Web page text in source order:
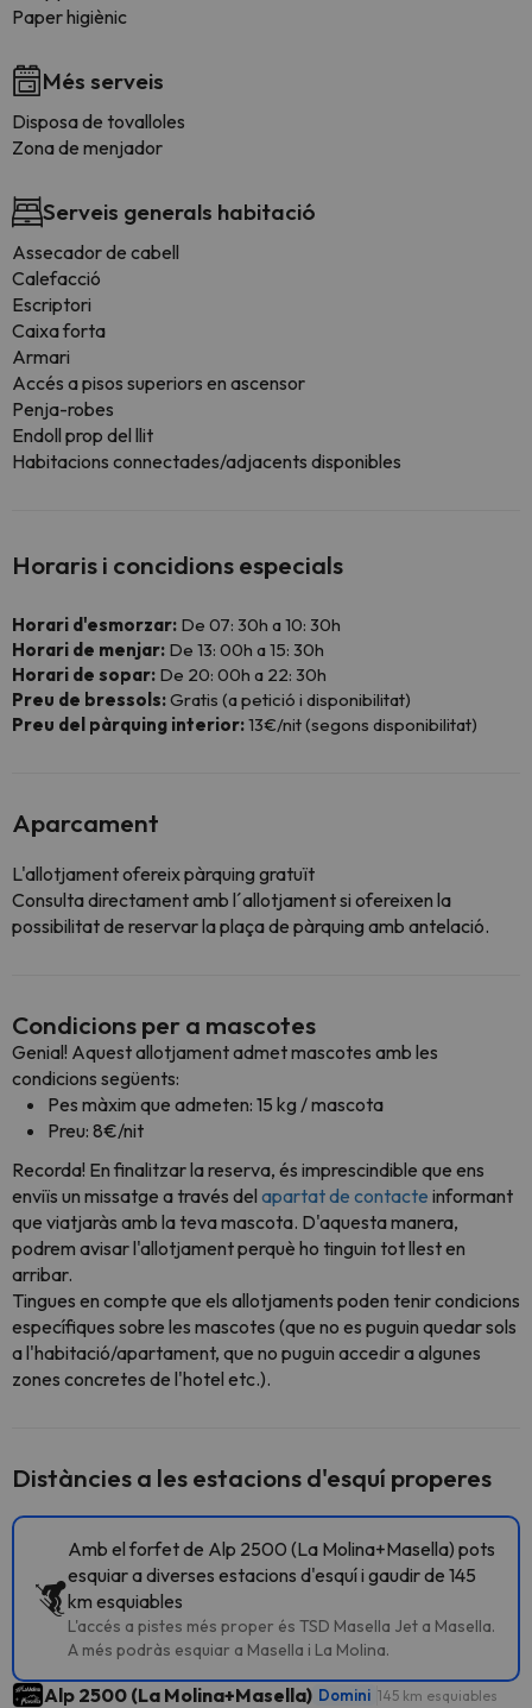
Paper higiènic
Més serveis
Disposa de tovalloles
Zona de menjador
Serveis generals habitació
Assecador de cabell
Calefacció
Escriptori
Caixa forta
Armari
Accés a pisos superiors en ascensor
Penja-robes
Endoll prop del llit
Habitacions connectades/adjacents disponibles
Horaris i concidions especials
Horari d'esmorzar: De 07: 30h a 10: 30h
Horari de menjar: De 13: 00h a 15: 30h
Horari de sopar: De 20: 00h a 22: 30h
Preu de bressols:Gratis (a petició i disponibilitat)
Preu del pàrquing interior:13€/nit (segons disponibilitat)
Aparcament
L'allotjament ofereix pàrquing gratuït
Consulta directament amb l´allotjament si ofereixen la
possibilitat de reservar la plaça de pàrquing amb antelació.
Condicions per a mascotes
Genial! Aquest allotjament admet mascotes amb les
condicions següents:
Pes màxim que admeten: 15 kg / mascota
Preu: 8€/nit
Recorda! En finalitzar la reserva, és imprescindible que ens
enviïs un missatge a través del apartat de contacte informant
que viatjaràs amb la teva mascota. D'aquesta manera,
podrem avisar l'allotjament perquè ho tinguin tot llest en
arribar.
Tingues en compte que els allotjaments poden tenir condicions
específiques sobre les mascotes (que no es puguin quedar sols
a l'habitació/apartament, que no puguin accedir a algunes
zones concretes de l'hotel etc.).
Distàncies a les estacions d'esquí properes
Amb el forfet de Alp 2500 (La Molina+Masella) pots
esquiar a diverses estacions d'esquí i gaudir de 145
km esquiables
L'accés a pistes més proper és TSD Masella Jet a Masella.
A més podràs esquiar a Masella i La Molina.
Alp 2500 (La Molina+Masella) Domini 145 km esquiables